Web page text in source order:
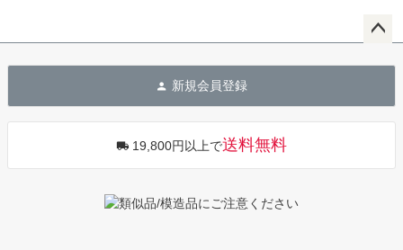
へ
新規会員登録
19,800円以上で送料無料